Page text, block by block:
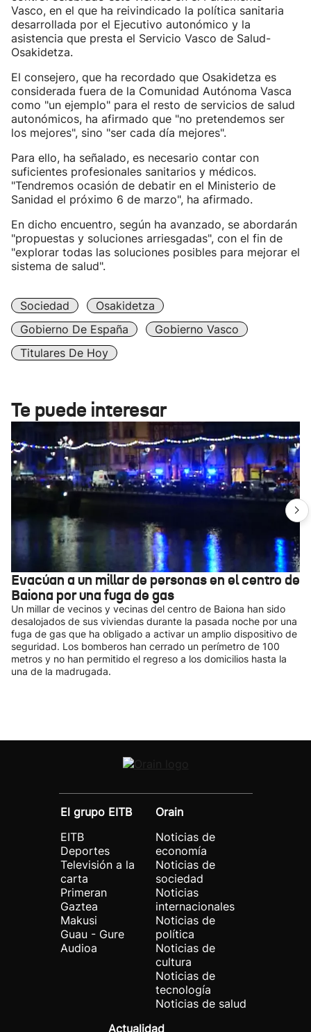
Vasco, en el que ha reivindicado la política sanitaria
desarrollada por el Ejecutivo autonómico y la
asistencia que presta el Servicio Vasco de Salud-
Osakidetza.
El consejero, que ha recordado que Osakidetza es
considerada fuera de la Comunidad Autónoma Vasca
como "un ejemplo" para el resto de servicios de salud
autonómicos, ha afirmado que "no pretendemos ser
los mejores", sino "ser cada día mejores".
Para ello, ha señalado, es necesario contar con
suficientes profesionales sanitarios y médicos.
"Tendremos ocasión de debatir en el Ministerio de
Sanidad el próximo 6 de marzo", ha afirmado.
En dicho encuentro, según ha avanzado, se abordarán
"propuestas y soluciones arriesgadas", con el fin de
"explorar todas las soluciones posibles para mejorar el
sistema de salud".
Sociedad
Osakidetza
Gobierno De España
Gobierno Vasco
Titulares De Hoy
Te puede interesar
Evacúan a un millar de personas en el centro de
Baiona por una fuga de gas
Un millar de vecinos y vecinas del centro de Baiona han sido
desalojados de sus viviendas durante la pasada noche por una
fuga de gas que ha obligado a activar un amplio dispositivo de
seguridad. Los bomberos han cerrado un perímetro de 100
metros y no han permitido el regreso a los domicilios hasta la
una de la madrugada.
El grupo EITB
EITB
Deportes
Televisión a la
carta
Primeran
Gaztea
Makusi
Guau - Gure
Audioa
Orain
Noticias de
economía
Noticias de
sociedad
Noticias
internacionales
Noticias de
política
Noticias de
cultura
Noticias de
tecnología
Noticias de salud
Actualidad